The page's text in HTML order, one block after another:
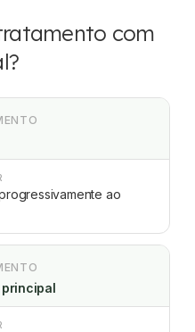
com
ao
principal